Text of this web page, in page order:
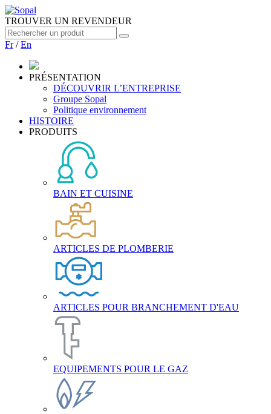
TROUVER UN REVENDEUR
Fr/En
PRÉSENTATION
DÉCOUVRIR L’ENTREPRISE
Groupe Sopal
Politique environnement
HISTOIRE
PRODUITS
BAIN ET CUISINE
ARTICLES DE PLOMBERIE
ARTICLES POUR BRANCHEMENT D'EAU
EQUIPEMENTS POUR LE GAZ